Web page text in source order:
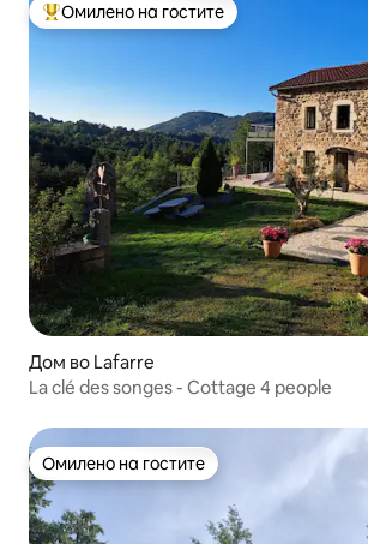
Меѓу најуспешните „Омилени на гостите“
Омилено на гостите
Дом во Lafarre
La clé des songes - Cottage 4 people
Омилено на гостите
Омилено на гостите